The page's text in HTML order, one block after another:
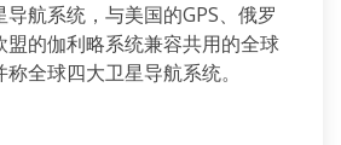
航系统，与美国的GPS、俄罗
盟的伽利略系统兼容共用的全球
全球四大卫星导航系统。